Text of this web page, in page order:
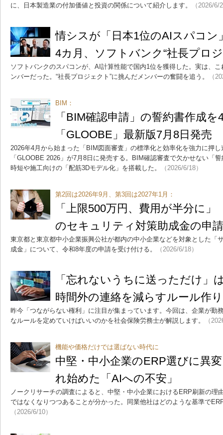
に、日本製造業の付加価値と投資の関係について紹介します。 （2026/6/
情シスが「日本1位のAIスパコ
4カ月、ソフトバンク“社長プロ
ソフトバンクのスパコンが、AI計算性能で国内1位を獲得した。実は、
ンバーだった。“社長プロジェクト”に挑んだメンバーの奮闘を追う。
（
BIM：
「BIM確認申請」の誓約書作成
「GLOOBE」最新版7月8日発売
2026年4月から始まった「BIM図面審査」の標準化と効率化を強力に押
「GLOOBE 2026」が7月8日に発売する。BIM確認審査で欠かせない「
時短や施工向けの「配筋3Dモデル化」を搭載した。
（2026/6/18）
第2回は2026年9月、第3回は2027年1月：
「上限500万円、費用が半分に
のセキュリティ対策助成金の申
東京都と東京都中小企業振興公社が都内の中小企業などを対象とした「
成金」について、令和8年度の申請を受け付ける。
（2026/6/18）
「忘れないうちに送っただけ
時間外の連絡を減らすルール作
昨今「つながらない権利」に注目が集まっています。今回は、企業が勤
なルールを定めていけばいいのかを社会保険労務士が解説します。
（
機能や価格だけでは選ばない時代に
中堅・中小企業のERP選びに異
れ始めた「AIへの不安」
ノークリサーチの調査によると、中堅・中小企業におけるERP刷新の理
ではなくなりつつあることが分かった。同業他社はどのような基準で
（2026/6/10）